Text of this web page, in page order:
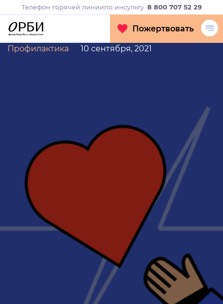
Телефон горячей линиипо инсульту 8 800 707 52 29
Пожертвовать
Профилактика 10 сентября, 2021